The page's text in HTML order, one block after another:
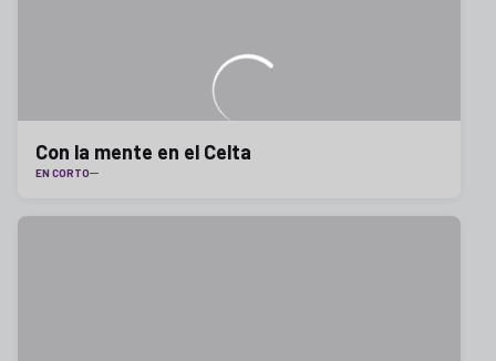
Con la mente en el Celta
EN CORTO